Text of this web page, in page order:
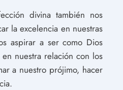
divina también nos
la excelencia en nuestras
aspirar a ser como Dios
nuestra relación con los
a nuestro prójimo, hacer